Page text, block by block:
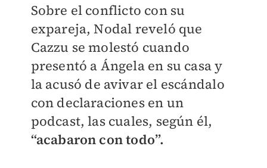
Sobre el conflicto con su
expareja, Nodal reveló que
Cazzu se molestó cuando
presentó a Ángela en su casa y
la acusó de avivar el escándalo
con declaraciones en un
podcast, las cuales, según él,
“acabaron con todo”.